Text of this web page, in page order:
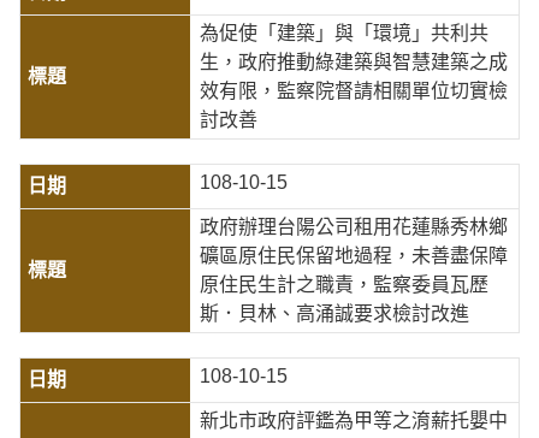
為促使「建築」與「環境」共利共
生，政府推動綠建築與智慧建築之成
效有限，監察院督請相關單位切實檢
討改善
108-10-15
政府辦理台陽公司租用花蓮縣秀林鄉
礦區原住民保留地過程，未善盡保障
原住民生計之職責，監察委員瓦歷
斯．貝林、高涌誠要求檢討改進
108-10-15
新北市政府評鑑為甲等之淯薪托嬰中